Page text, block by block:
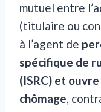
mutuel entre
(titulaire ou
à l’agent de
spécifique de
(ISRC) et
chômage,